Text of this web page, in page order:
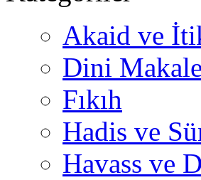
Akaid ve
Dini
Fıkıh
Hadis ve
Havass ve